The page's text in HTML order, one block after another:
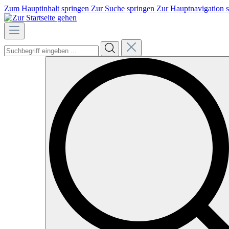
Zum Hauptinhalt springen Zur Suche springen Zur Hauptnavigation